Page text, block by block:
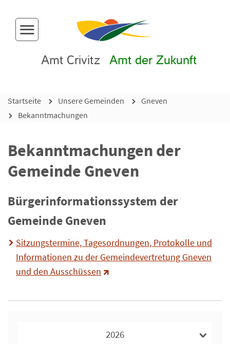
Menü-Button
Amt Crivitz Amt der Zukunft
Startseite Unsere Gemeinden
Gneven
Bekanntmachungen
Bekanntmachungen der
Gemeinde Gneven
Bürgerinformationssystem der
Gemeinde Gneven
Sitzungstermine, Tagesordnungen, Protokolle und
Informationen zu der Gemeindevertretung Gneven
und den Ausschüssen
2026